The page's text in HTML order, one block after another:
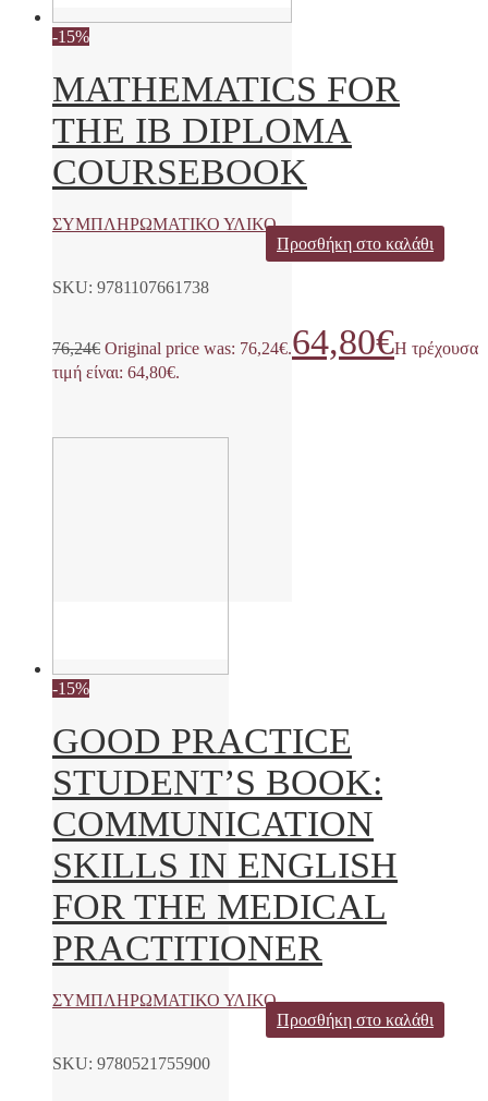
-15%
MATHEMATICS FOR
THE IB DIPLOMA
COURSEBOOK
ΣΥΜΠΛΗΡΩΜΑΤΙΚΟ ΥΛΙΚΟ
Προσθήκη στο καλάθι
SKU: 9781107661738
76,24€ Original price was: 76,24€.64,80€Η τρέχουσα
τιμή είναι: 64,80€.
-15%
GOOD PRACTICE
STUDENT’S BOOK:
COMMUNICATION
SKILLS IN ENGLISH
FOR THE MEDICAL
PRACTITIONER
ΣΥΜΠΛΗΡΩΜΑΤΙΚΟ ΥΛΙΚΟ
Προσθήκη στο καλάθι
SKU: 9780521755900